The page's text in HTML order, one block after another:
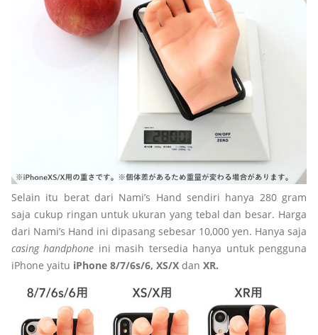
Selain itu berat dari Nami’s Hand sendiri hanya 280 gram
saja cukup ringan untuk ukuran yang tebal dan besar. Harga
dari Nami’s Hand ini dipasang sebesar 10,000 yen. Hanya saja
casing handphone ini masih tersedia hanya untuk pengguna
iPhone yaitu iPhone 8/7/6s/6, XS/X dan XR.